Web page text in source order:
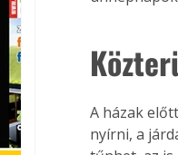
A házak
nyírni, a